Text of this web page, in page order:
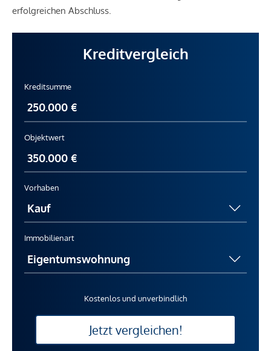
erfolgreichen Abschluss.
Kreditvergleich
Kreditsumme
Objektwert
Vorhaben
Immobilienart
Kostenlos und unverbindlich
Jetzt vergleichen!